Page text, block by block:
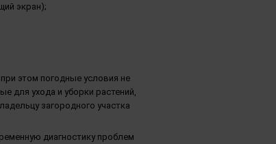
экран);
этом погодные условия не
для ухода и уборки растений,
загородного участка
диагностику проблем